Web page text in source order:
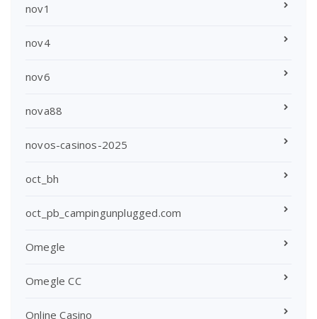
nov1
nov4
nov6
nova88
novos-casinos-2025
oct_bh
oct_pb_campingunplugged.com
Omegle
Omegle CC
Online Casino